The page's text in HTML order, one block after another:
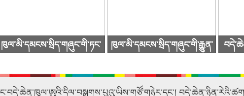
ཁུལ་མི་དམངས་སྲིད་གཞུང་གི་ཏང་
འཚོགས།
ཁུལ་མི་དམངས་སྲིད་གཞུང་གི་རྒྱུན་
འཚོགས་པ།